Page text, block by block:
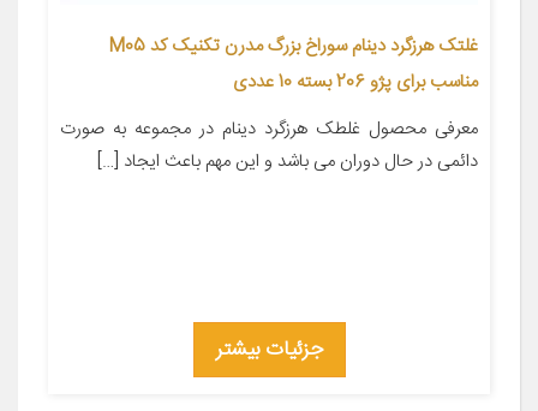
غلتک هرزگرد دینام سوراخ بزرگ مدرن تکنیک کد M05
مناسب برای پژو 206 بسته 10 عددی
معرفی محصول غلطک هرزگرد دینام در مجموعه به صورت
دائمی در حال دوران می باشد و این مهم باعث ایجاد […]
جزئیات بیشتر